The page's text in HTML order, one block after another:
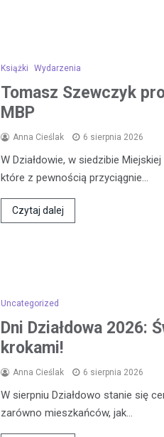
Książki Wydarzenia
Tomasz Szewczyk
MBP
Anna Cieślak 6 sierpnia 2026
W Działdowie, w siedzibie
które z pewnością przyciągnie…
Czytaj dalej
Uncategorized
Dni Działdowa 2026:
krokami!
Anna Cieślak 6 sierpnia 2026
W sierpniu Działdowo stanie się
zarówno mieszkańców, jak…